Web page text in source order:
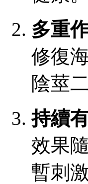
多重
修復
陰莖
持續
效果
暫刺激